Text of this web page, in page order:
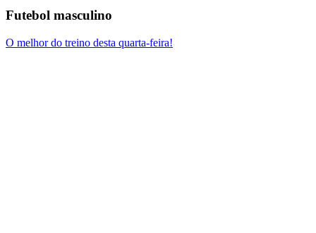
Futebol masculino
O melhor do treino desta quarta-feira!